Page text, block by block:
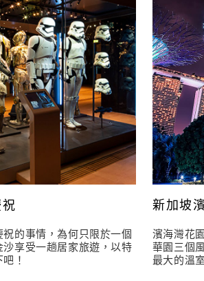
的事情，為何只限於一個
沙享受一趟居家旅遊，以特
！
新加坡
濱海灣花
華園三個
最大的溫